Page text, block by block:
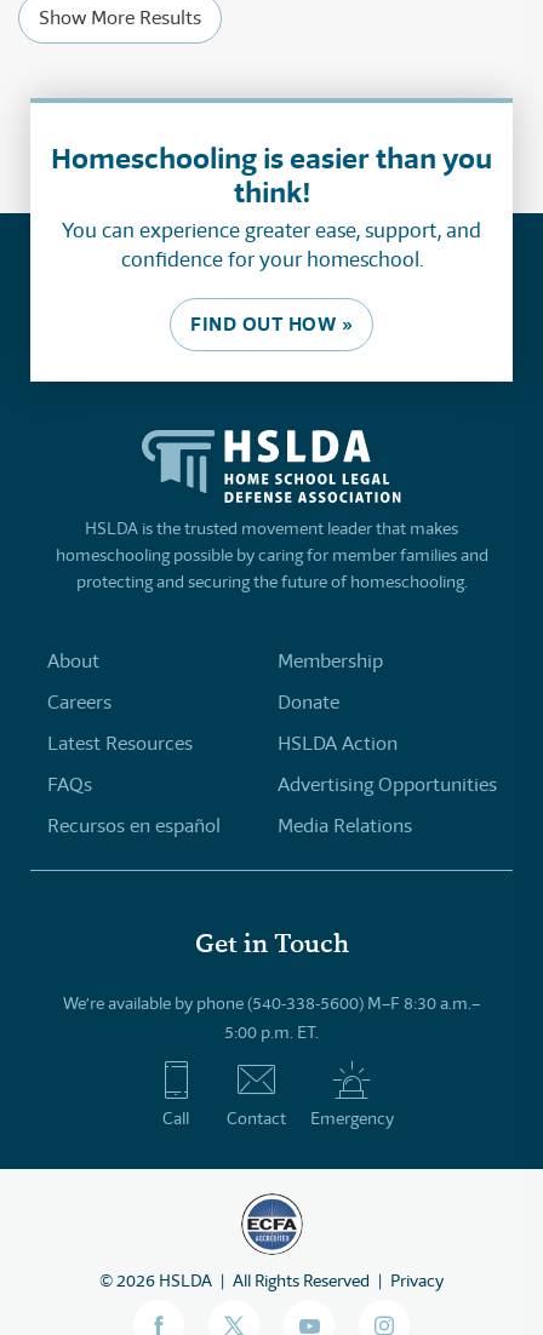
Show More Results
Homeschooling is easier than you
think!
You can experience greater ease, support, and
confidence for your homeschool.
FIND OUT HOW »
HSLDA is the trusted movement leader that makes
homeschooling possible by caring for member families and
protecting and securing the future of homeschooling.
About
Careers
Latest Resources
FAQs
Recursos en español
Membership
Donate
HSLDA Action
Advertising Opportunities
Media Relations
Get in Touch
We’re available by phone (540-338-5600) M–F 8:30 a.m.–
5:00 p.m. ET.
Call Contact Emergency
©2026 HSLDA All Rights Reserved Privacy